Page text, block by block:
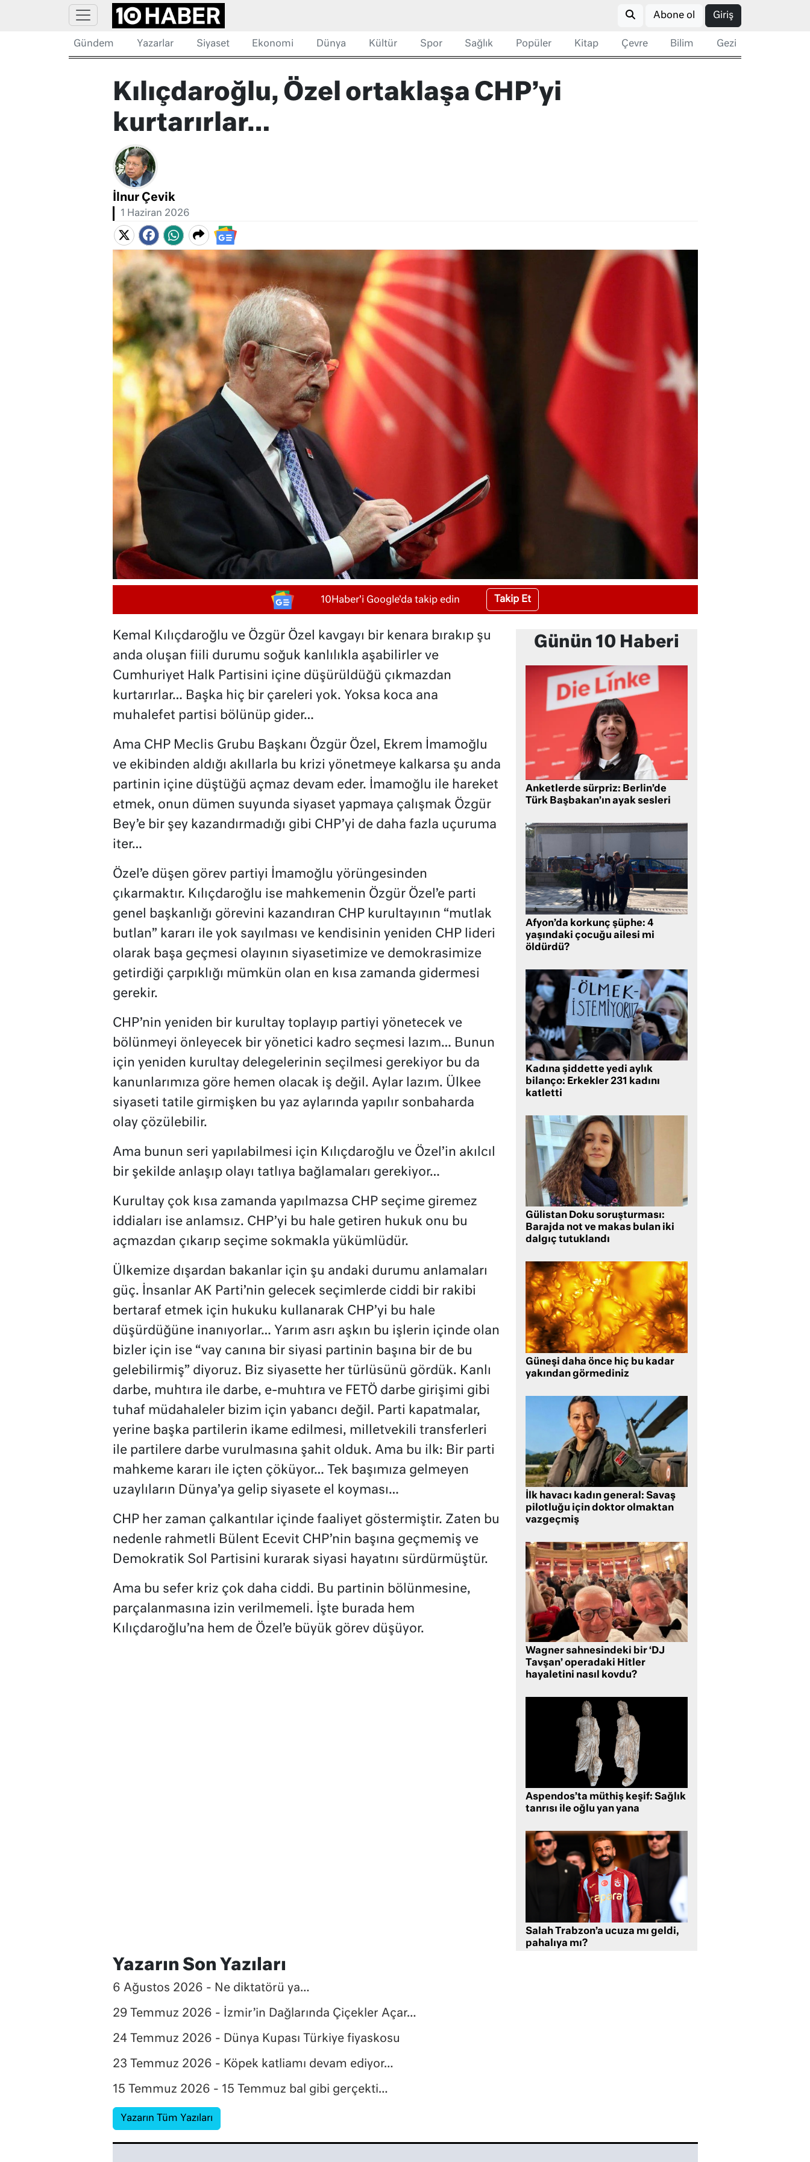
Abone ol Giriş
Gündem Yazarlar Siyaset Ekonomi Dünya Kültür Spor Sağlık Popüler Kitap Çevre Bilim Gezi
Kılıçdaroğlu, Özel ortaklaşa CHP’yi
kurtarırlar…
İlnur Çevik
1 Haziran 2026
10Haber'i Google'da takip edin Takip Et
Kemal Kılıçdaroğlu ve Özgür Özel kavgayı bir kenara bırakıp şu
anda oluşan fiili durumu soğuk kanlılıkla aşabilirler ve
Cumhuriyet Halk Partisini içine düşürüldüğü çıkmazdan
kurtarırlar… Başka hiç bir çareleri yok. Yoksa koca ana
muhalefet partisi bölünüp gider…
Ama CHP Meclis Grubu Başkanı Özgür Özel, Ekrem İmamoğlu
ve ekibinden aldığı akıllarla bu krizi yönetmeye kalkarsa şu anda
partinin içine düştüğü açmaz devam eder. İmamoğlu ile hareket
etmek, onun dümen suyunda siyaset yapmaya çalışmak Özgür
Bey’e bir şey kazandırmadığı gibi CHP’yi de daha fazla uçuruma
iter…
Özel’e düşen görev partiyi İmamoğlu yörüngesinden
çıkarmaktır. Kılıçdaroğlu ise mahkemenin Özgür Özel’e parti
genel başkanlığı görevini kazandıran CHP kurultayının “mutlak
butlan” kararı ile yok sayılması ve kendisinin yeniden CHP lideri
olarak başa geçmesi olayının siyasetimize ve demokrasimize
getirdiği çarpıklığı mümkün olan en kısa zamanda gidermesi
gerekir.
CHP’nin yeniden bir kurultay toplayıp partiyi yönetecek ve
bölünmeyi önleyecek bir yönetici kadro seçmesi lazım… Bunun
için yeniden kurultay delegelerinin seçilmesi gerekiyor bu da
kanunlarımıza göre hemen olacak iş değil. Aylar lazım. Ülkee
siyaseti tatile girmişken bu yaz aylarında yapılır sonbaharda
olay çözülebilir.
Ama bunun seri yapılabilmesi için Kılıçdaroğlu ve Özel’in akılcıl
bir şekilde anlaşıp olayı tatlıya bağlamaları gerekiyor…
Kurultay çok kısa zamanda yapılmazsa CHP seçime giremez
iddiaları ise anlamsız. CHP’yi bu hale getiren hukuk onu bu
açmazdan çıkarıp seçime sokmakla yükümlüdür.
Ülkemize dışardan bakanlar için şu andaki durumu anlamaları
güç. İnsanlar AK Parti’nin gelecek seçimlerde ciddi bir rakibi
bertaraf etmek için hukuku kullanarak CHP’yi bu hale
düşürdüğüne inanıyorlar… Yarım asrı aşkın bu işlerin içinde olan
bizler için ise “vay canına bir siyasi partinin başına bir de bu
gelebilirmiş” diyoruz. Biz siyasette her türlüsünü gördük. Kanlı
darbe, muhtıra ile darbe, e-muhtıra ve FETÖ darbe girişimi gibi
tuhaf müdahaleler bizim için yabancı değil. Parti kapatmalar,
yerine başka partilerin ikame edilmesi, milletvekili transferleri
ile partilere darbe vurulmasına şahit olduk. Ama bu ilk: Bir parti
mahkeme kararı ile içten çöküyor… Tek başımıza gelmeyen
uzaylıların Dünya’ya gelip siyasete el koyması…
CHP her zaman çalkantılar içinde faaliyet göstermiştir. Zaten bu
nedenle rahmetli Bülent Ecevit CHP’nin başına geçmemiş ve
Demokratik Sol Partisini kurarak siyasi hayatını sürdürmüştür.
Ama bu sefer kriz çok daha ciddi. Bu partinin bölünmesine,
parçalanmasına izin verilmemeli. İşte burada hem
Kılıçdaroğlu’na hem de Özel’e büyük görev düşüyor.
Günün 10 Haberi
Anketlerde sürpriz: Berlin’de
Türk Başbakan’ın ayak sesleri
Afyon’da korkunç şüphe: 4
yaşındaki çocuğu ailesi mi
öldürdü?
Kadına şiddette yedi aylık
bilanço: Erkekler 231 kadını
katletti
Gülistan Doku soruşturması:
Barajda not ve makas bulan iki
dalgıç tutuklandı
Güneşi daha önce hiç bu kadar
yakından görmediniz
İlk havacı kadın general: Savaş
pilotluğu için doktor olmaktan
vazgeçmiş
Wagner sahnesindeki bir ‘DJ
Tavşan’ operadaki Hitler
hayaletini nasıl kovdu?
Aspendos’ta müthiş keşif: Sağlık
tanrısı ile oğlu yan yana
Salah Trabzon’a ucuza mı geldi,
pahalıya mı?
Yazarın Son Yazıları
6 Ağustos 2026 - Ne diktatörü ya…
29 Temmuz 2026 - İzmir’in Dağlarında Çiçekler Açar…
24 Temmuz 2026 - Dünya Kupası Türkiye fiyaskosu
23 Temmuz 2026 - Köpek katliamı devam ediyor…
15 Temmuz 2026 - 15 Temmuz bal gibi gerçekti…
Yazarın Tüm Yazıları